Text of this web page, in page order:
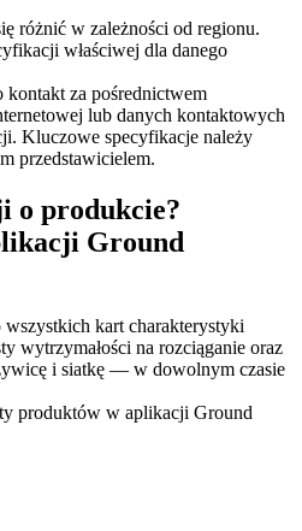
różnić w zależności od regionu.
właściwej dla danego
za pośrednictwem
lub danych kontaktowych
Kluczowe specyfikacje należy
przedstawicielem.
o produkcie?
Ground
wszystkich kart charakterystyki
wytrzymałości na rozciąganie oraz
i siatkę — w dowolnym czasie
produktów w aplikacji Ground